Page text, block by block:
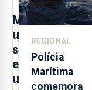
M
u
s
e
u
REGIONAL
Polícia
Marítima
comemora